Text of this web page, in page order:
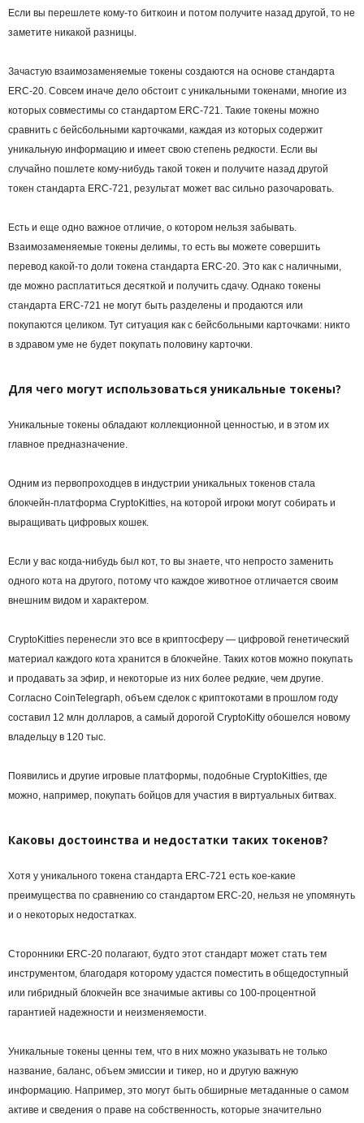
Если вы перешлете кому-то биткоин и потом получите назад другой, то не
заметите никакой разницы.
Зачастую взаимозаменяемые токены создаются на основе стандарта
ERC-20. Совсем иначе дело обстоит с уникальными токенами, многие из
которых совместимы со стандартом ERC-721. Такие токены можно
сравнить с бейсбольными карточками, каждая из которых содержит
уникальную информацию и имеет свою степень редкости. Если вы
случайно пошлете кому-нибудь такой токен и получите назад другой
токен стандарта ERC-721, результат может вас сильно разочаровать.
Есть и еще одно важное отличие, о котором нельзя забывать.
Взаимозаменяемые токены делимы, то есть вы можете совершить
перевод какой-то доли токена стандарта ERC-20. Это как с наличными,
где можно расплатиться десяткой и получить сдачу. Однако токены
стандарта ERC-721 не могут быть разделены и продаются или
покупаются целиком. Тут ситуация как с бейсбольными карточками: никто
в здравом уме не будет покупать половину карточки.
Для чего могут использоваться уникальные токены?
Уникальные токены обладают коллекционной ценностью, и в этом их
главное предназначение.
Одним из первопроходцев в индустрии уникальных токенов стала
блокчейн-платформа CryptoKitties, на которой игроки могут собирать и
выращивать цифровых кошек.
Если у вас когда-нибудь был кот, то вы знаете, что непросто заменить
одного кота на другого, потому что каждое животное отличается своим
внешним видом и характером.
CryptoKitties перенесли это все в криптосферу — цифровой генетический
материал каждого кота хранится в блокчейне. Таких котов можно покупать
и продавать за эфир, и некоторые из них более редкие, чем другие.
Согласно CoinTelegraph, объем сделок с криптокотами в прошлом году
составил 12 млн долларов, а самый дорогой CryptoKitty обошелся новому
владельцу в 120 тыс.
Появились и другие игровые платформы, подобные CryptoKitties, где
можно, например, покупать бойцов для участия в виртуальных битвах.
Каковы достоинства и недостатки таких токенов?
Хотя у уникального токена стандарта ERC-721 есть кое-какие
преимущества по сравнению со стандартом ERC-20, нельзя не упомянуть
и о некоторых недостатках.
Сторонники ERC-20 полагают, будто этот стандарт может стать тем
инструментом, благодаря которому удастся поместить в общедоступный
или гибридный блокчейн все значимые активы со 100-процентной
гарантией надежности и неизменяемости.
Уникальные токены ценны тем, что в них можно указывать не только
название, баланс, объем эмиссии и тикер, но и другую важную
информацию. Например, это могут быть обширные метаданные о самом
активе и сведения о праве на собственность, которые значительно